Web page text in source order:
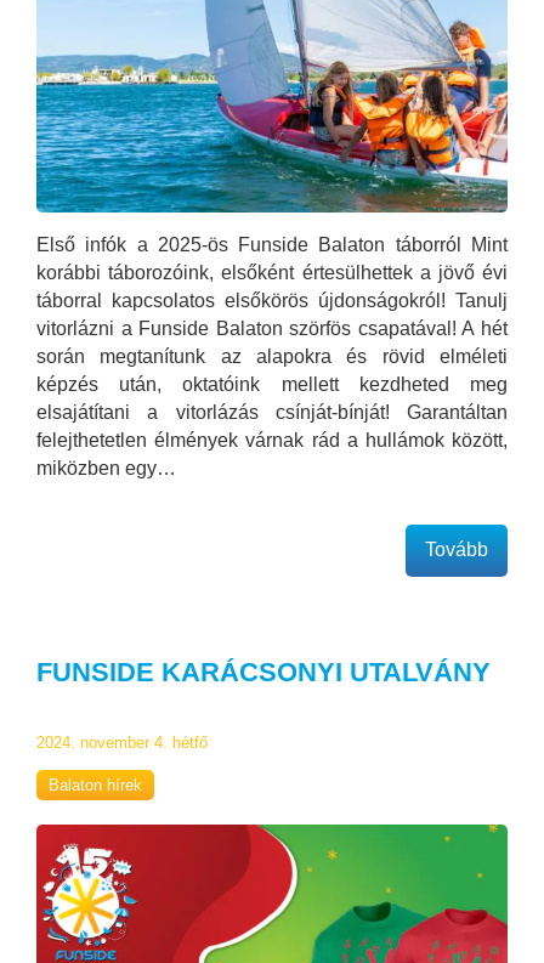
Első infók a 2025-ös Funside Balaton táborról Mint
korábbi táborozóink, elsőként értesülhettek a jövő évi
táborral kapcsolatos elsőkörös újdonságokról! Tanulj
vitorlázni a Funside Balaton szörfös csapatával! A hét
során megtanítunk az alapokra és rövid elméleti
képzés után, oktatóink mellett kezdheted meg
elsajátítani a vitorlázás csínját-bínját! Garantáltan
felejthetetlen élmények várnak rád a hullámok között,
miközben egy…
Tovább
FUNSIDE KARÁCSONYI UTALVÁNY
2024. november 4. hétfő
Balaton hírek